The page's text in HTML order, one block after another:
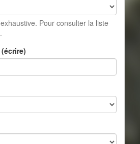
Pour consulter la liste
.